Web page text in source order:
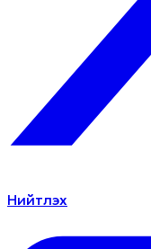
Нийтлэх